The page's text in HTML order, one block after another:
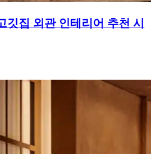
깃집 외관 인테리어 추천 시